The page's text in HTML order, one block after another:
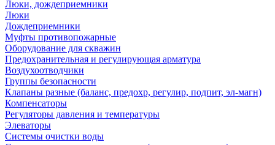
Люки, дождеприемники
Люки
Дождеприемники
Муфты противопожарные
Оборудование для скважин
Предохранительная и регулирующая арматура
Воздухоотводчики
Группы безопасности
Клапаны разные (баланс, предохр, регулир, подпит, эл-магн)
Компенсаторы
Регуляторы давления и температуры
Элеваторы
Системы очистки воды